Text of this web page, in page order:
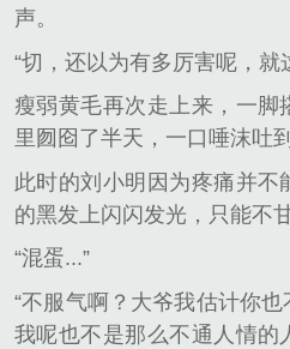
声。
“切，还以为有多厉害呢，就
瘦弱黄毛再次走上来，一脚
里囫囵了半天，一口唾沫吐
此时的刘小明因为疼痛并不
的黑发上闪闪发光，只能不
“混蛋...”
“不服气啊？大爷我估计你
我呢也不是那么不通人情的